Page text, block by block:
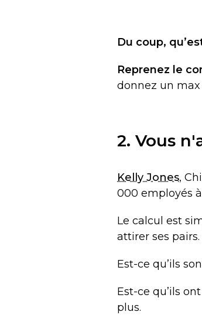
Du coup,
Reprenez le
donnez un
2. Vous
Kelly Jones,
000 employés
Le calcul est
attirer ses pairs.
Est-ce qu’ils
Est-ce qu’ils
plus.